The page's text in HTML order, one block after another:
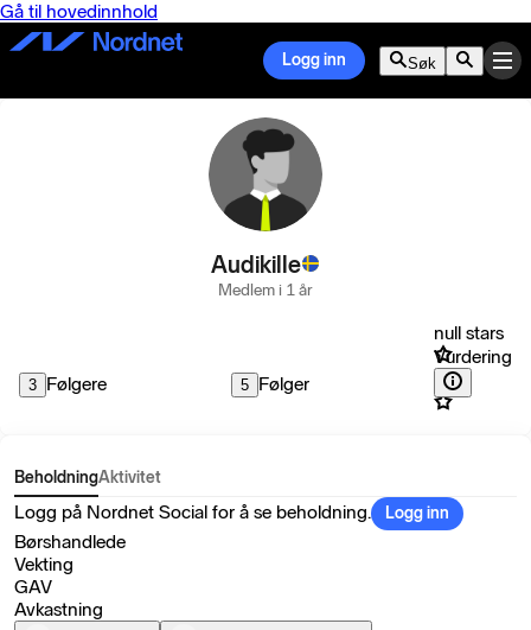
Gå til hovedinnhold
Logg inn Søk
Audikille
Medlem i 1 år
3 Følgere 5 Følger
null stars
Vurdering
BeholdningAktivitet
Logg på Nordnet Social for å se beholdning. Logg inn
Børshandlede
Vekting
GAV
Avkastning